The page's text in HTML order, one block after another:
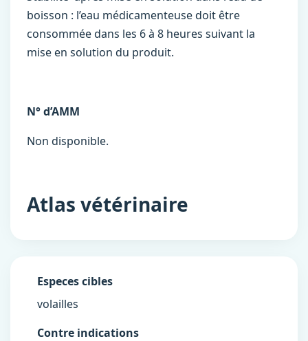
boisson : l’eau médicamenteuse doit être
consommée dans les 6 à 8 heures suivant la
mise en solution du produit.
N° d’AMM
Non disponible.
Atlas vétérinaire
Especes cibles
volailles
Contre indications